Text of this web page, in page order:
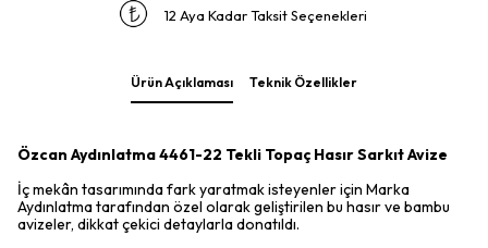
12 Aya Kadar Taksit Seçenekleri
Ürün Açıklaması Teknik Özellikler
Özcan Aydınlatma 4461-22 Tekli Topaç Hasır Sarkıt Avize
İç mekân tasarımında fark yaratmak isteyenler için Marka
Aydınlatma tarafından özel olarak geliştirilen bu hasır ve bambu
avizeler, dikkat çekici detaylarla donatıldı.